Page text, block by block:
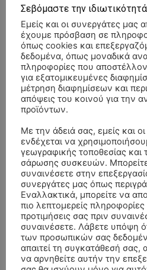
ΓΡΑΦΕΙΟ ΤΕΛΕΤΩΝ
12 Φεβρουαρίου, 2021
ΓΡΑΦΕΙΟ ΤΕΛΕΤΩΝ
ΚΑΡΑΚΩΣΤΑ
Σεβόμαστε την
Εμείς και οι συνεργάτες μας
έχουμε πρόσβαση σε
όπως cookies και
δεδομένα, όπως μοναδικά
πληροφορίες που
για εξατομικευμένες
μέτρηση διαφημίσεων και
απόψεις του κοινού για την
προϊόντων.
Με την άδειά σας, εμείς και
ενδέχεται να
γεωγραφικής τοποθεσίας και
σάρωσης συσκευών.
συναινέσετε στην
συνεργάτες μας όπως
Εναλλακτικά, μπορείτε να
πιο λεπτομερείς πληροφορίες
προτιμήσεις σας πριν
συναινέσετε. Λάβετε υπόψη
των προσωπικών σας
απαιτεί τη συγκατάθεσή σας,
να αρνηθείτε αυτήν την